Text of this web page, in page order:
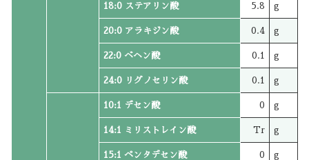
18:0 ステアリン酸 5.8 g
20:0 アラキジン酸 0.4 g
22:0 ベヘン酸 0.1 g
24:0 リグノセリン酸 0.1 g
10:1 デセン酸 0 g
14:1 ミリストレイン酸 Tr g
15:1 ペンタデセン酸 0 g